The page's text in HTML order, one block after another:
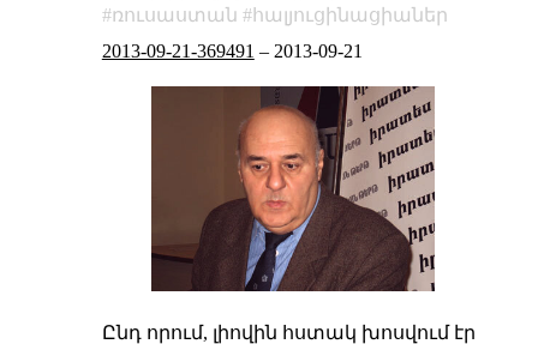
ռուսաստան
հալյուցինացիաներ
2013-09-21-369491 – 2013-09-21
Ընդ որում, լիովին հստակ խոսվում էր